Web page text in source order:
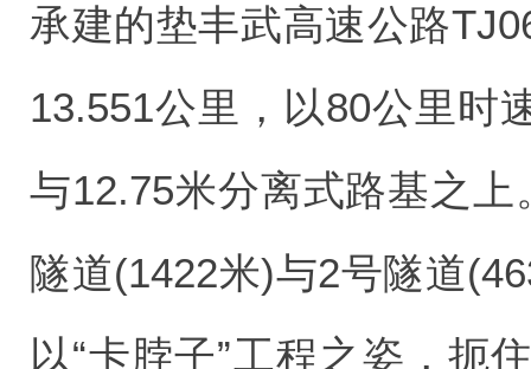
承建的垫丰武高速公路
13.551公里，以80公里时
与12.75米分离式路基之
隧道(1422米)与2号隧道
以“卡脖子”工程之姿，扼